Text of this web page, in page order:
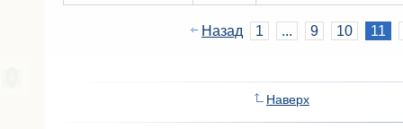
Назад 1 ... 9 10 11
Наверх